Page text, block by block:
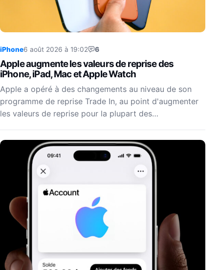
iPhone6 août 2026 à 19:02 6
Apple augmente les valeurs de reprise des
iPhone, iPad, Mac et Apple Watch
Apple a opéré à des changements au niveau de son
programme de reprise Trade In, au point d'augmenter
les valeurs de reprise pour la plupart des…